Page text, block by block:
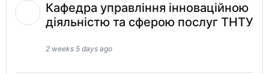
Кафедра управління інноваційною
діяльністю та сферою послуг ТНТУ
2 weeks 5 days ago